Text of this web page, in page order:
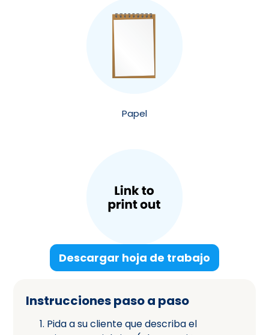
Papel
Instrucciones paso a paso
Pida a su cliente que describa el
Descargar hoja de trabajo